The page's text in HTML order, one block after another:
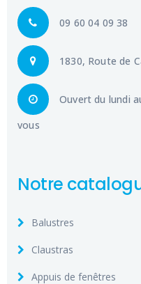
09 60 04 09 38
1830, Route de
Ouvert du lundi
vous
Notre
Balustres
Claustras
Appuis de fenêtres